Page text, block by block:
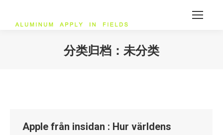
分类归档： 未分类
Apple från insidan : Hur världens